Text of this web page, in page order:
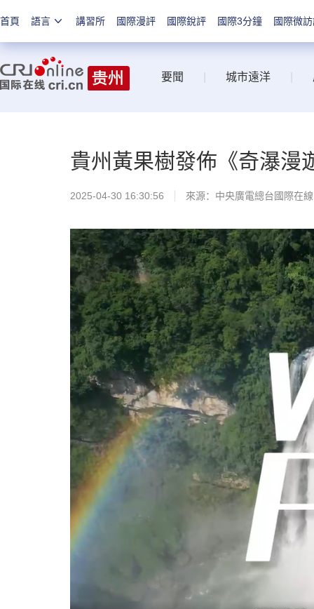
首頁 語言 講習所 國際漫評 國際銳評 國際3分鐘 國際微
要聞 城市遠洋
貴州黃果樹發佈《奇瀑漫
2025-04-30 16:30:56 來源：中央廣電總台國際在線